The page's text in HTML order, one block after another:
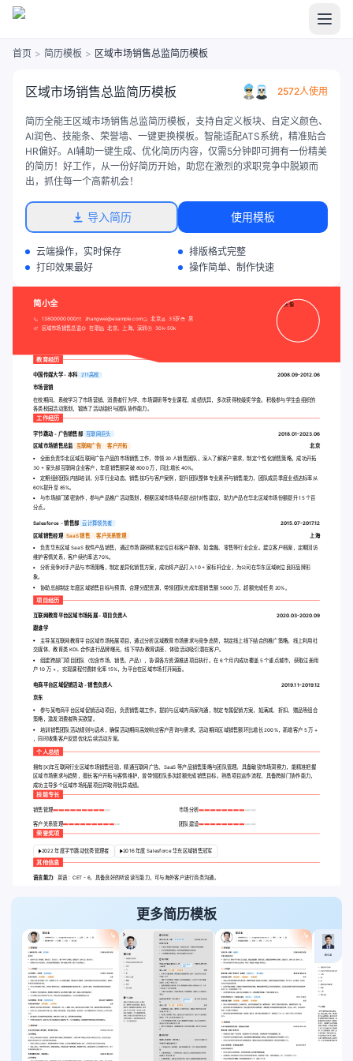
首页 > 简历模板 > 区域市场销售总监简历模板
区域市场销售总监简历模板 2572人使用
简历全能王区域市场销售总监简历模板，支持自定义板块、自定义颜色、
AI润色、技能条、荣誉墙、一键更换模板。智能适配ATS系统，精准贴合
HR偏好。AI辅助一键生成、优化简历内容，仅需5分钟即可拥有一份精美
的简历！好工作，从一份好简历开始，助您在激烈的求职竞争中脱颖而
出，抓住每一个高薪机会！
导入简历 使用模板
云端操作，实时保存
排版格式完整
打印效果最好
操作简单、制作快速
简小全
13800000000 zhangwei@example.com 北京 35岁 男
区域市场销售总监 在职 北京、上海、深圳 30k-50k
教育经历
中国传媒大学 - 本科 211高校
2008.09-2012.06
市场营销
在校期间，系统学习了市场营销、消费者行为学、市场调研等专业课程，成绩优异，多次获得校级奖学金。积极参与学生会组织的
各类校园活动策划，锻炼了活动组织与团队协作能力。
工作经历
字节跳动 - 广告销售部 互联网巨头
2018.01-2023.06
区域市场销售总监
互联网广告 客户开拓
北京
全面负责华北区域互联网广告产品的市场销售工作，带领 20 人销售团队，深入了解客户需求，制定个性化销售策略，成功开拓
30 + 家头部互联网企业客户，年度销售额突破 8000 万，同比增长 40%。
定期组织团队内部培训，分享行业动态、销售技巧与客户案例，提升团队整体专业素养与销售能力，团队成员季度业绩达标率从
60%提升至 85%。
与市场部门紧密协作，参与产品推广活动策划，根据区域市场特点提出针对性建议，助力产品在华北区域市场份额提升 15 个百
分点。
Salesforce - 销售部 云计算领先者
2015.07-2017.12
区域销售经理 SaaS 销售 客户关系管理 上海
负责华东区域 SaaS 软件产品销售，通过市场调研精准定位目标客户群体，如金融、零售等行业企业。建立客户档案，定期回访
维护客情关系，客户续约率达 70%。
分析竞争对手产品与市场策略，制定差异化销售方案，成功将产品打入 10 + 家标杆企业，为公司在华东区域树立良好品牌形
象。
协助总部制定年度区域销售目标与预算，合理分配资源，带领团队完成年度销售额 5000 万，超额完成任务 20%。
项目经历
互联网教育平台区域市场拓展 - 项目负责人 2020.03-2020.09
跟谁学
主导某互联网教育平台区域市场拓展项目，通过分析区域教育市场需求与竞争态势，制定线上线下结合的推广策略。线上利用社
交媒体、教育类 KOL 合作进行品牌曝光，线下举办教育讲座、体验活动吸引潜在客户。
组建跨部门项目团队（包含市场、销售、产品），协调各方资源推进项目执行。在 6 个月内成功覆盖 5 个重点城市，获取注册用
户 10 万 + ，实现课程付费转化率 15%，为平台在区域市场打开局面。
电商平台区域促销活动 - 销售负责人 2019.11-2019.12
京东
参与某电商平台区域促销活动项目，负责销售端工作。提前与区域内商家沟通，制定专属促销方案，如满减、折扣、赠品等组合
策略，激发消费者购买欲望。
培训销售团队活动规则与话术，确保活动期间高效响应客户咨询与需求。活动期间区域销售额环比增长 200%，新增客户 5 万 +
，同时收集客户反馈优化后续活动方案。
个人总结
拥有[X]年互联网行业区域市场销售经验，精通互联网广告、SaaS 等产品销售策略与团队管理。具备敏锐市场洞察力，能精准把握
区域市场需求与趋势，擅长客户开拓与客情维护，曾带领团队多次超额完成销售目标。熟悉项目运作流程，具备跨部门协作能力，
成功主导多个区域市场拓展项目并取得优异成绩。
技能专长
销售管理 市场分析
客户关系管理 团队建设
荣誉奖项
2022 年度字节跳动优秀管理者 2016 年度 Salesforce 华东区域销售冠军
其他信息
语言能力: 英语：CET - 6，具备良好的听说读写能力，可与海外客户进行商务沟通。
更多简历模板